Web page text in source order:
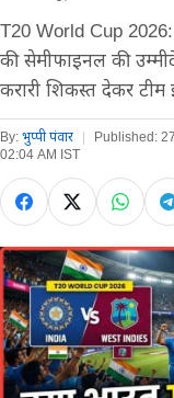
T20 World Cup
की सेमीफाइनल की
करारी शिकस्त देकर टीम
By: भुप्पी पंवार Published:
02:04 AM IST